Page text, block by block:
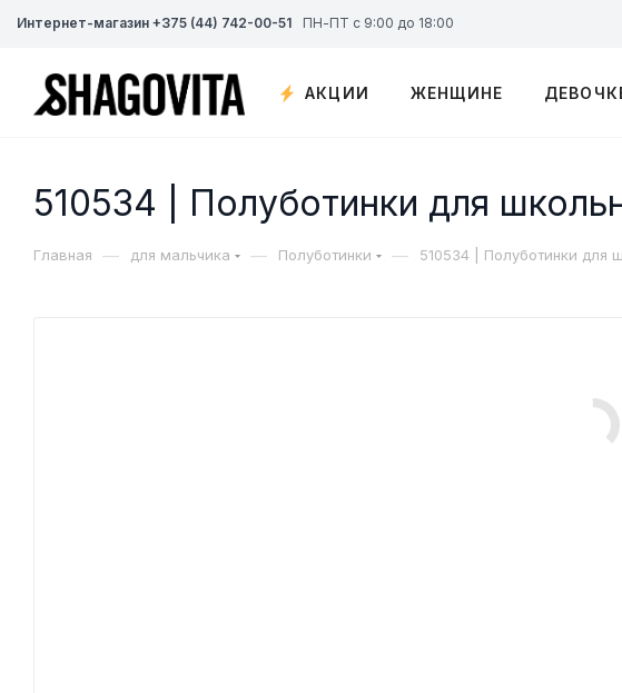
Интернет-магазин +375 (44) 742-00-51 ПН-ПТ с 9:00 до 18:00
АКЦИИ ЖЕНЩИНЕ
510534 | Полуботинки для
Главная — для мальчика — Полуботинки — 510534 | Полуботинки для